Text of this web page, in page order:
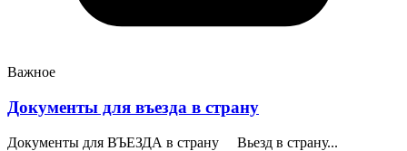
Важное
Документы для въезда в страну
Документы для ВЪЕЗДА в страну Вьезд в страну...